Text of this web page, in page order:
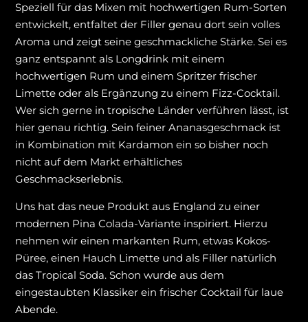
Speziell für das Mixen mit hochwertigen Rum-Sorten
entwickelt, entfaltet der Filler genau dort sein volles
Aroma und zeigt seine geschmackliche Stärke. Sei es
ganz entspannt als Longdrink mit einem
hochwertigen Rum und einem Spritzer frischer
Limette oder als Ergänzung zu einem Fizz-Cocktail.
Wer sich gerne in tropische Länder verführen lässt, ist
hier genau richtig. Sein feiner Ananasgeschmack ist
in Kombination mit Kardamon ein so bisher noch
nicht auf dem Markt erhältliches
Geschmackserlebnis.
Uns hat das neue Produkt aus England zu einer
modernen Pina Colada-Variante inspiriert. Hierzu
nehmen wir einen markanten Rum, etwas Kokos-
Püree, einen Hauch Limette und als Filler natürlich
das Tropical Soda. Schon wurde aus dem
eingestaubten Klassiker ein frischer Cocktail für laue
Abende.